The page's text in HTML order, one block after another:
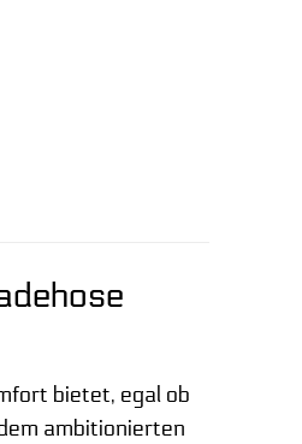
bietet, egal ob
ambitionierten